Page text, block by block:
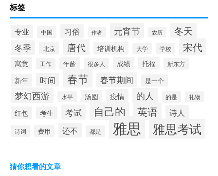
标签
专业 中国 习俗 作者 元宵节 农历 冬天
冬季 北京 唐代 培训机构 大学 学校 宋代
寓意 工作 年龄 很多人 成绩 托福 新东方
新年 时间 春节 春节期间 是一个
梦幻西游 水平 汤圆 疫情 的人 的是 礼物
红包 考生 考试 自己的 英语 诗人
诗词 费用 还不 都是 雅思 雅思考试
猜你想看的文章